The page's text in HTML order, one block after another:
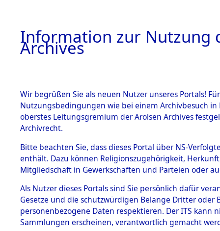
BESTÄNDE
1.
mente
5. Verschiedenes
5.3
Todesmärsche
Kemnath
Information zur Nutzung
Archives
Wir begrüßen Sie als neuen Nutzer unseres Portals!
Nutzungsbedingungen wie bei einem Archivbesuch
oberstes Leitungsgremium der Arolsen Archives
Archivrecht.
Bitte beachten Sie, dass dieses Portal über NS-
enthält. Dazu können Religionszugehörigkeit,
Mitgliedschaft in Gewerkschaften und Parteien oder
Als Nutzer dieses Portals sind Sie persönlich dafür
Gesetze und die schutzwürdigen Belange Dritter
personenbezogene Daten respektieren. Der ITS
Sammlungen erscheinen, verantwortlich gemacht